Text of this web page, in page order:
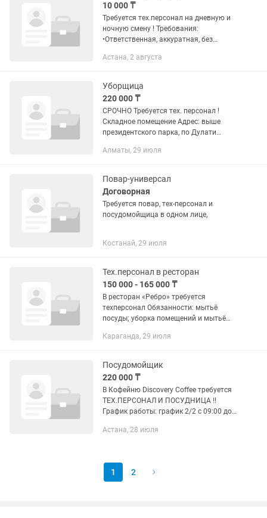
10 000 ₸
Требуется тех.персонал на дневную и
ночную смену ! Требования:
•Ответственная, аккуратная, без
•Исполнительность, умение работать в
Астана, 2 августа
Уборщица
220 000 ₸
СРОЧНО Требуется тех. персонал !
Складное помещение Адрес: выше
президентского парка, по Дулати
000 тг на карту Женщины до 55 лет! С
Алматы, 29 июля
Повар-универсал
Договорная
Требуется повар, тех-персонал и
посудомойщица в одном лице,
Костанай, 29 июля
Тех.персонал в ресторан
150 000 - 165 000 ₸
В ресторан «Ребро» требуется
техперсонал Обязанности: мытьё
посуды; уборка помещений и мытьё
картофеля, моркови, лука,чеснока).
Караганда, 29 июля
Посудомойщик
220 000 ₸
В Кофейню Discovery Coffee требуется
ТЕХ.ПЕРСОНАЛ И ПОСУДНИЦА !!️
График работы: график 2/2 с 09:00 до
числа месяца без задержек, в конце
Астана, 28 июля
1 2